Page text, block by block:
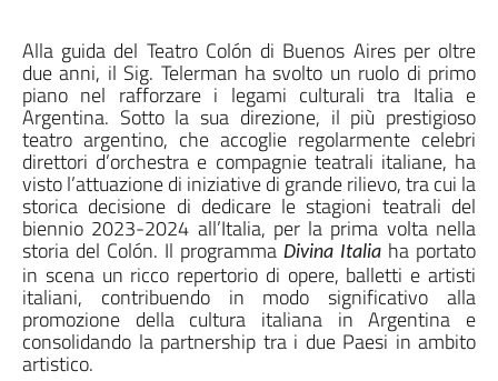
Alla guida del Teatro Colón di Buenos Aires per oltre
due anni, il Sig. Telerman ha svolto un ruolo di primo
piano nel rafforzare i legami culturali tra Italia e
Argentina. Sotto la sua direzione, il più prestigioso
teatro argentino, che accoglie regolarmente celebri
direttori d’orchestra e compagnie teatrali italiane, ha
visto l’attuazione di iniziative di grande rilievo, tra cui la
storica decisione di dedicare le stagioni teatrali del
biennio 2023-2024 all’Italia, per la prima volta nella
storia del Colón. Il programma Divina Italia ha portato
in scena un ricco repertorio di opere, balletti e artisti
italiani, contribuendo in modo significativo alla
promozione della cultura italiana in Argentina e
consolidando la partnership tra i due Paesi in ambito
artistico.